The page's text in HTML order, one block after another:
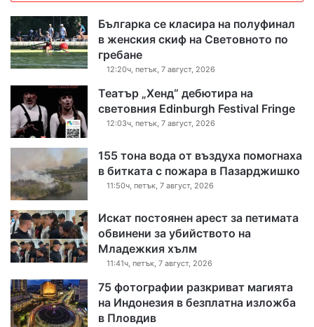
Българка се класира на полуфинал
в женския скиф на Световното по
гребане
12:20ч, петък, 7 август, 2026
Театър „Хенд“ дебютира на
световния Edinburgh Festival Fringe
12:03ч, петък, 7 август, 2026
155 тона вода от въздуха помогнаха
в битката с пожара в Пазарджишко
11:50ч, петък, 7 август, 2026
Искат постоянен арест за петимата
обвинени за убийството на
Младежкия хълм
11:41ч, петък, 7 август, 2026
75 фотографии разкриват магията
на Индонезия в безплатна изложба
в Пловдив